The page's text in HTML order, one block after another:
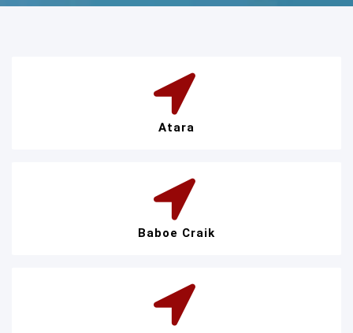
Atara
Baboe Craik